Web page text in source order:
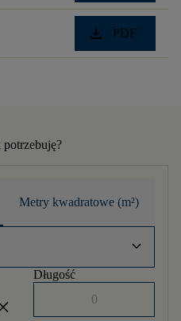
download PDF
potrzebuję?
Metry kwadratowe (m²)
keyboard_arrow_down
Długość